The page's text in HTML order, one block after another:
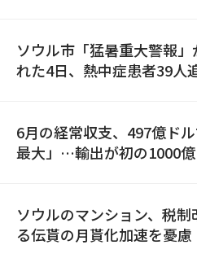
ソウル市「猛暑重大警報」
れた4日、熱中症患者39人
6月の経常収支、497億ド
最大」…輸出が初の1000
ソウルのマンション、税制
る伝貰の月貰化加速を憂慮